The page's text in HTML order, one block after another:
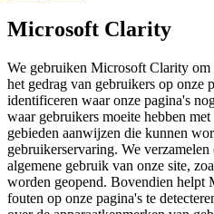
Microsoft Clarity
We gebruiken Microsoft Clarity om
het gedrag van gebruikers op onze
identificeren waar onze pagina's
waar gebruikers moeite hebben
gebieden aanwijzen die kunnen
gebruikerservaring. We
algemene gebruik van onze site,
worden geopend. Bovendien helpt
fouten op onze pagina's te